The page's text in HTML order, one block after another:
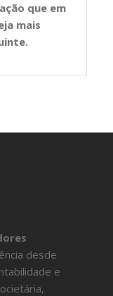
que em
mais
desde
e